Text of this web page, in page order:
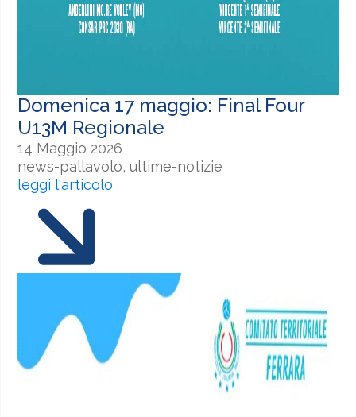
Domenica 17 maggio: Final Four
U13M Regionale
14 Maggio 2026
news-pallavolo, ultime-notizie
leggi l'articolo